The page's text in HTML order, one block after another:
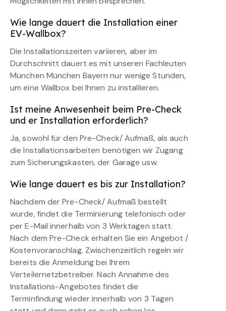
Wie lange dauert die Installation einer
EV-Wallbox?
Die Installationszeiten variieren, aber im
Durchschnitt dauert es mit unseren Fachleuten
München München Bayern nur wenige Stunden,
um eine Wallbox bei Ihnen zu installieren.
Ist meine Anwesenheit beim Pre-Check
und er Installation erforderlich?
Ja, sowohl für den Pre-Check/ Aufmaß, als auch
die Installationsarbeiten benötigen wir Zugang
zum Sicherungskasten, der Garage usw.
Wie lange dauert es bis zur Installation?
Nachdem der Pre-Check/ Aufmaß bestellt
wurde, findet die Terminierung telefonisch oder
per E-Mail innerhalb von 3 Werktagen statt.
Nach dem Pre-Check erhalten Sie ein Angebot /
Kostenvoranschlag. Zwischenzeitlich regeln wir
bereits die Anmeldung bei Ihrem
Verteilernetzbetreiber. Nach Annahme des
Installations-Angebotes findet die
Terminfindung wieder innerhalb von 3 Tagen